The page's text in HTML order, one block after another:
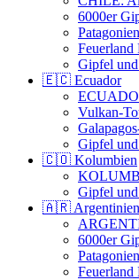
6000er
Feuerland
Gipfel
🇪🇨 Ecuador
Vulkan-
Gipfel
🇨🇴 Kolumbien
Gipfel
🇦🇷 Argentinien
6000er
Feuerland